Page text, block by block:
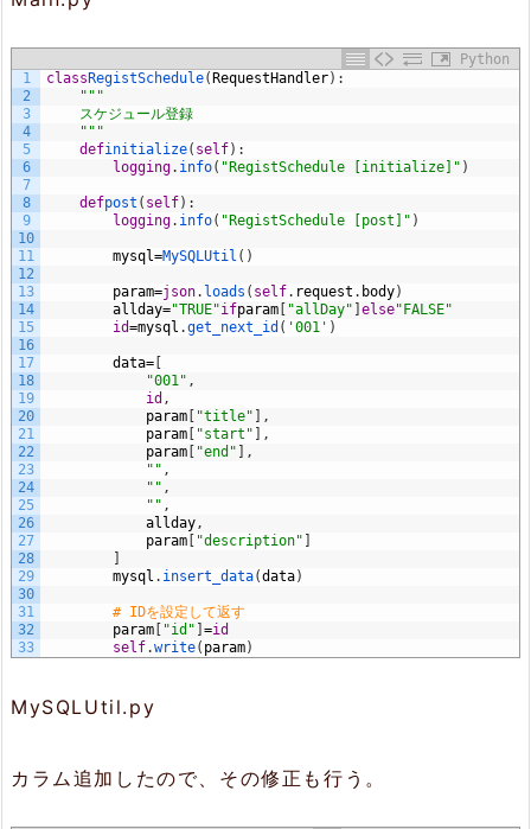
Python
1
2
3
4
5
6
7
8
9
10
11
12
13
14
15
16
17
18
19
20
21
22
23
24
25
26
27
28
29
30
31
32
33
classRegistSchedule(RequestHandler) :
"""
スケジュール登録
"""
definitialize( self) :
logging. info( "RegistSchedule [initialize]" )
defpost ( self) :
logging. info( "RegistSchedule [post]" )
mysql=MySQLUtil ( )
param=json. loads ( self. request . body)
allday="TRUE"ifparam [ "allDay" ] else"FALSE"
id=mysql .get_next_id ( '001' )
data= [
"001" ,
id ,
param [ "title" ] ,
param [ "start" ] ,
param [ "end" ] ,
"" ,
"" ,
"" ,
allday ,
param [ "description" ]
]
mysql . insert_data(data)
# IDを設定して返す
param [ "id" ] =id
self.write( param)
MySQLUtil.py
カラム追加したので、その修正も行う。